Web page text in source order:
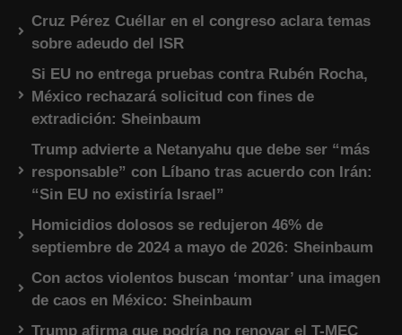
Cruz Pérez Cuéllar en el congreso aclara temas
sobre adeudo del ISR
Si EU no entrega pruebas contra Rubén Rocha,
México rechazará solicitud con fines de
extradición: Sheinbaum
Trump advierte a Netanyahu que debe ser “más
responsable” con Líbano tras acuerdo con Irán:
“Sin EU no existiría Israel”
Homicidios dolosos se redujeron 46% de
septiembre de 2024 a mayo de 2026: Sheinbaum
Con actos violentos buscan ‘montar’ una imagen
de caos en México: Sheinbaum
Trump afirma que podría no renovar el T-MEC